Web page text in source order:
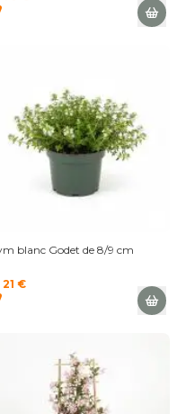
blanc Godet de 8/9 cm
21 €